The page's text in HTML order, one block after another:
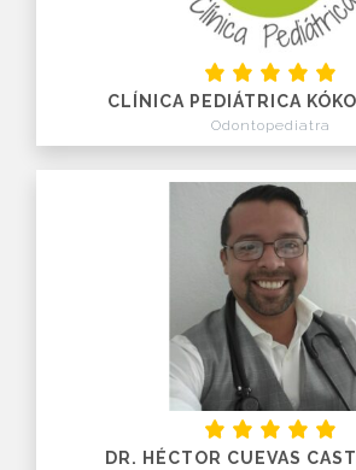
CLÍNICA PEDIÁTRICA
Odontopediatra
DR. HÉCTOR CUEVAS